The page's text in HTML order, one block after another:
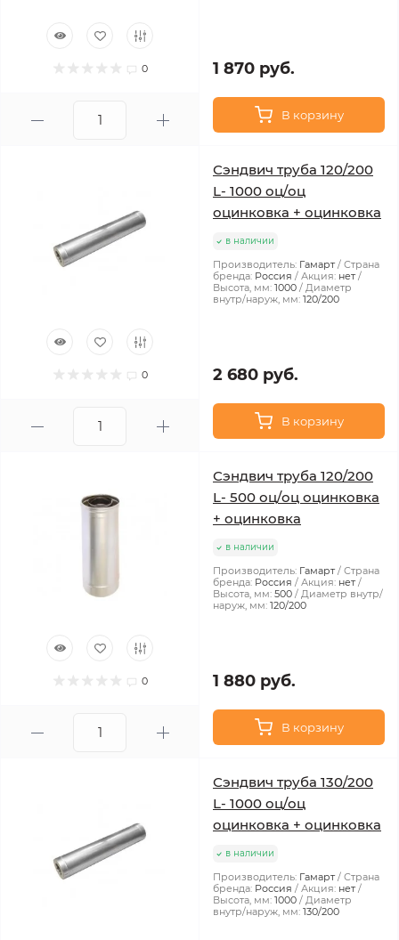
0 1 870 руб.
В корзину
0
Сэндвич труба 120/200
L- 1000 оц/оц
оцинковка + оцинковка
в наличии
Производитель: Гамарт
Страна
бренда: Россия Акция: нет
Высота, мм: 1000
Диаметр
внутр/наруж, мм: 120/200
2 680 руб.
В корзину
0
Сэндвич труба 120/200
L- 500 оц/оц оцинковка
+ оцинковка
в наличии
Производитель: Гамарт
Страна
бренда: Россия Акция: нет
Высота, мм: 500
Диаметр внутр/
наруж, мм: 120/200
1 880 руб.
В корзину
Сэндвич труба 130/200
L- 1000 оц/оц
оцинковка + оцинковка
в наличии
Производитель: Гамарт
Страна
бренда: Россия Акция: нет
Высота, мм: 1000
Диаметр
внутр/наруж, мм: 130/200